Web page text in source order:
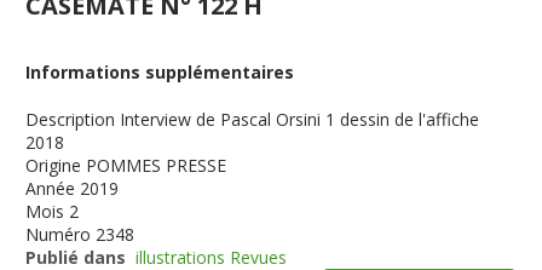
Informations supplémentaires
Description Interview de Pascal Orsini 1 dessin de l'affiche
2018
Origine POMMES PRESSE
Année 2019
Mois 2
Numéro 2348
Publié dans illustrations Revues